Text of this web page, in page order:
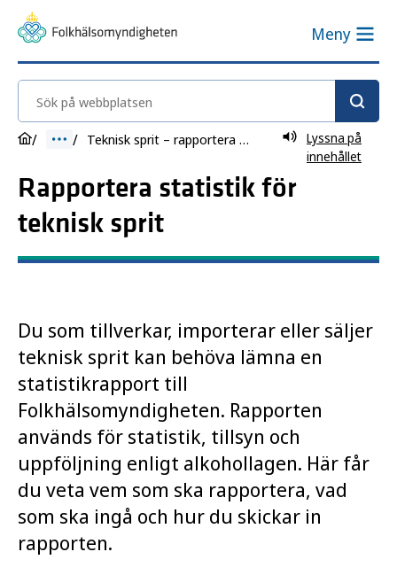
Meny
Sök på webbplatsen
Teknisk sprit – rapportera statistik
Lyssna på
innehållet
Rapportera statistik för
teknisk sprit
Du som tillverkar, importerar eller säljer
teknisk sprit kan behöva lämna en
statistikrapport till
Folkhälsomyndigheten. Rapporten
används för statistik, tillsyn och
uppföljning enligt alkohollagen. Här får
du veta vem som ska rapportera, vad
som ska ingå och hur du skickar in
rapporten.